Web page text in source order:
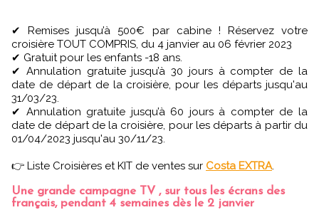
✔ Remises jusqu’à 500€ par cabine ! Réservez votre
croisière TOUT COMPRIS, du 4 janvier au 06 février 2023
✔ Gratuit pour les enfants -18 ans.
✔ Annulation gratuite jusqu’à 30 jours à compter de la
date de départ de la croisière, pour les départs jusqu'au
31/03/23.
✔ Annulation gratuite jusqu’à 60 jours à compter de la
date de départ de la croisière, pour les départs à partir du
01/04/2023 jusqu'au 30/11/23.
👉 Liste Croisières et KIT de ventes sur Costa EXTRA.
Une grande campagne TV , sur tous les écrans des
français, pendant 4 semaines dès le 2 janvier